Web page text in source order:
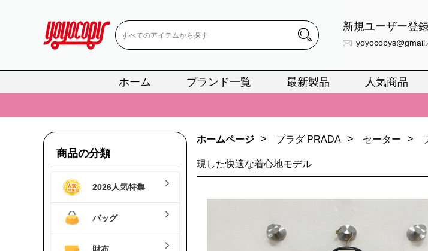
新規ユーザー登
ホーム ブランド一覧 最新製品 人気商品
📢 当店は正真正銘のn級スーパーコピーのみ取扱い。最
📢 2026春の新作続々更新中！期間中のご注文
📢 新作入荷！ルイ・ヴィトンスーパーコピー バッグ最新
📢 当店は正真正銘のn級スーパーコピーのみ取扱い。最
新作入荷！ルイ・ヴィトンスーパーコピー バッグ最新
商品の分類
2026人気特集
バッグ
財布
ホームページ > プラダ PRADA > セーター >
現した快適な着心地モデル